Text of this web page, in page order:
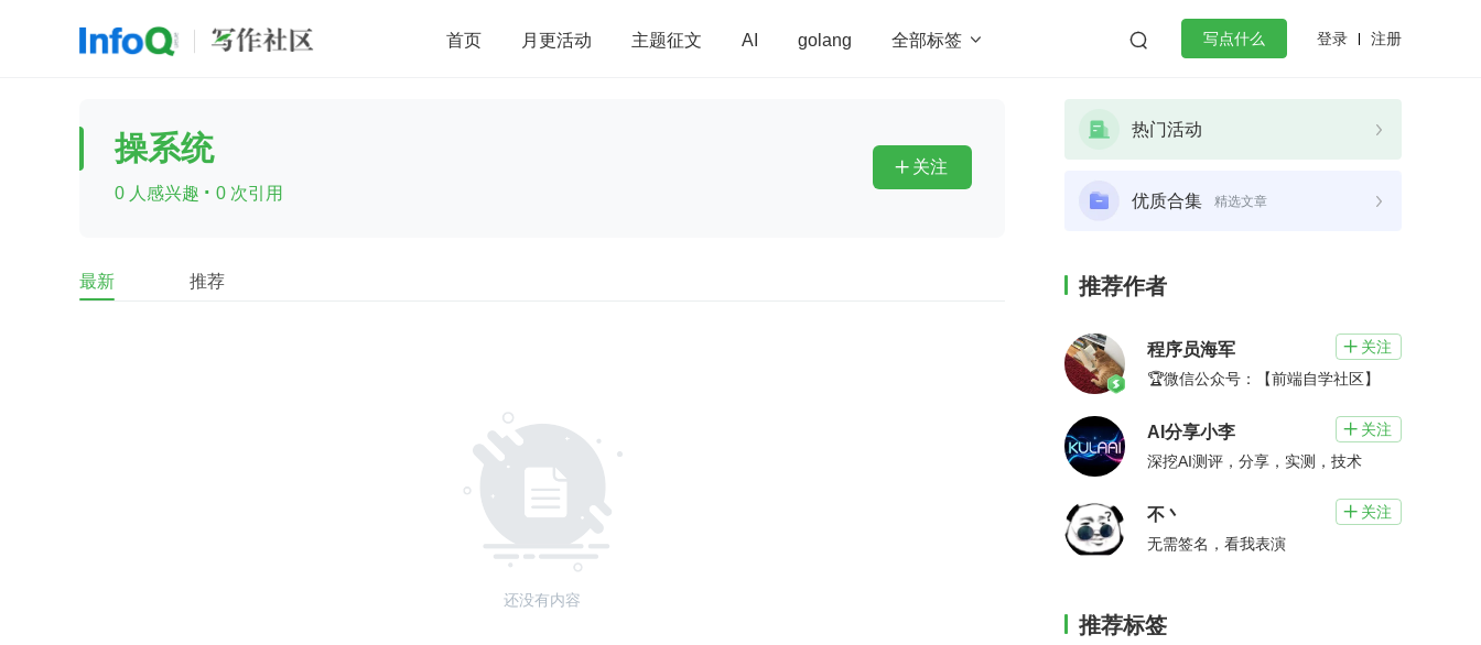
首页 月更活动 主题征文 AI golang 全部标签   写点什么 登录 注册
前端 AI redis
查看更多
操系统
0 人感兴趣 · 0 次引用
 关注
最新 推荐
还没有内容
热门活动
优质合集 精选文章
推荐作者
程序员海军  关注
🏆微信公众号：【前端自学社区】
AI分享小李  关注
深挖AI测评，分享，实测，技术
不丶  关注
无需签名，看我表演
推荐标签